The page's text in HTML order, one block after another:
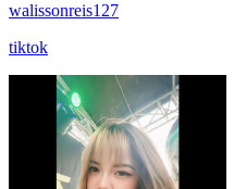
walissonreis127
tiktok